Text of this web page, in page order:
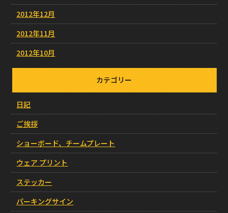
2012年12月
2012年11月
2012年10月
カテゴリー
日記
ご挨拶
ショーボード、チームプレート
ウェア プリント
ステッカー
パーキングサイン